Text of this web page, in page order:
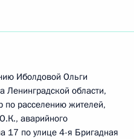
Иболдовой Ольги
Ленинградской области,
по расселению жителей,
аварийного
17 по улице 4-я Бригадная